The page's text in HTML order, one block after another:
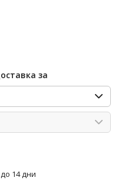
за
14 дни